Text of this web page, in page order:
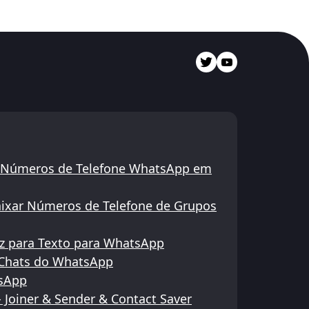
de Telefone WhatsApp em
Números de Telefone de Grupos
para Texto para WhatsApp
do WhatsApp
& Sender & Contact Saver